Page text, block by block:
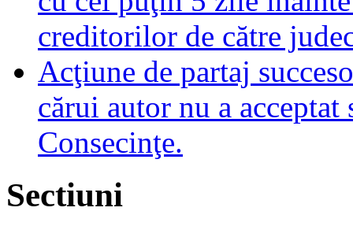
creditorilor de către
Acţiune de partaj
cărui autor nu a
Consecinţe.
Sectiuni